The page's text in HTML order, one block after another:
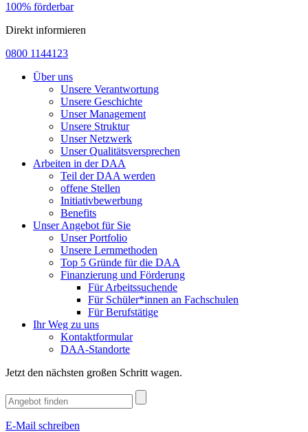
100% förderbar
Direkt informieren
0800 1144123
Über uns
Unsere Verantwortung
Unsere Geschichte
Unser Management
Unsere Struktur
Unser Netzwerk
Unser Qualitätsversprechen
Arbeiten in der DAA
Teil der DAA werden
offene Stellen
Initiativbewerbung
Benefits
Unser Angebot für Sie
Unser Portfolio
Unsere Lernmethoden
Top 5 Gründe für die DAA
Finanzierung und Förderung
Für Arbeitssuchende
Für Schüler*innen an Fachschulen
Für Berufstätige
Ihr Weg zu uns
Kontaktformular
DAA-Standorte
Jetzt den nächsten großen Schritt wagen.
E-Mail schreiben